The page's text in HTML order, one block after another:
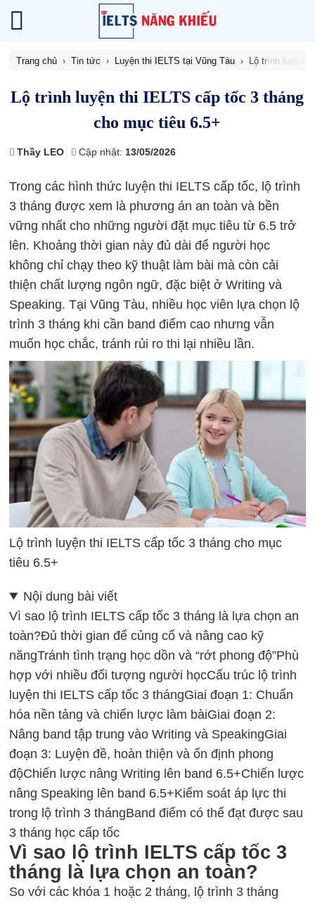
Trang chủ Tin tức Luyện thi IELTS tại Vũng Tàu Lộ trình luyện
Lộ trình luyện thi IELTS cấp tốc 3 tháng
cho mục tiêu 6.5+
Thầy LEO Cập nhật: 13/05/2026
Trong các hình thức luyện thi IELTS cấp tốc, lộ trình
3 tháng được xem là phương án an toàn và bền
vững nhất cho những người đặt mục tiêu từ 6.5 trở
lên. Khoảng thời gian này đủ dài để người học
không chỉ chạy theo kỹ thuật làm bài mà còn cải
thiện chất lượng ngôn ngữ, đặc biệt ở Writing và
Speaking. Tại Vũng Tàu, nhiều học viên lựa chọn lộ
trình 3 tháng khi cần band điểm cao nhưng vẫn
muốn học chắc, tránh rủi ro thi lại nhiều lần.
Lộ trình luyện thi IELTS cấp tốc 3 tháng cho mục
tiêu 6.5+
Nội dung bài viết
Vì sao lộ trình IELTS cấp tốc 3 tháng là lựa chọn an
toàn?Đủ thời gian để củng cố và nâng cao kỹ
năngTránh tình trạng học dồn và “rớt phong độ”Phù
hợp với nhiều đối tượng người họcCấu trúc lộ trình
luyện thi IELTS cấp tốc 3 thángGiai đoạn 1: Chuẩn
hóa nền tảng và chiến lược làm bàiGiai đoạn 2:
Nâng band tập trung vào Writing và SpeakingGiai
đoạn 3: Luyện đề, hoàn thiện và ổn định phong
độChiến lược nâng Writing lên band 6.5+Chiến lược
nâng Speaking lên band 6.5+Kiểm soát áp lực thi
trong lộ trình 3 thángBand điểm có thể đạt được sau
3 tháng học cấp tốc
Vì sao lộ trình IELTS cấp tốc 3
tháng là lựa chọn an toàn?
So với các khóa 1 hoặc 2 tháng, lộ trình 3 tháng